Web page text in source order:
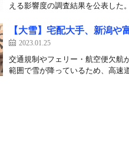
える影響度の調査結果を公表した
【大雪】宅配大手、新潟や
2023.01.25
交通規制やフェリー・航空便欠航
範囲で雪が降っているため、高速